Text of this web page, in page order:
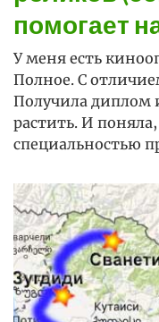
помогает
У меня есть
Полное. С
Получила диплом
растить. И
специальностью